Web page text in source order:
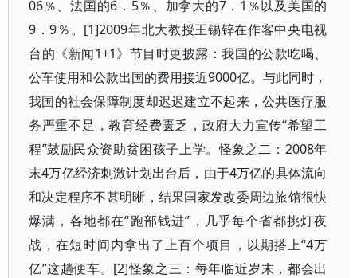
06％、法国的6．5％、加拿大的7．1％以及美国的
9．9％。[1]2009年北大教授王锡锌在作客中央电视
台的《新闻1+1》节目时更披露：我国的公款吃喝、
公车使用和公款出国的费用接近9000亿。与此同时，
我国的社会保障制度却迟迟建立不起来，公共医疗服
务严重不足，教育经费匮乏，政府大力宣传“希望工
程”鼓励民众资助贫困孩子上学。怪象之二：2008年
末4万亿经济刺激计划出台后，由于4万亿的具体流向
和决定程序不甚明晰，结果国家发改委周边旅馆很快
爆满，各地都在“跑部钱进”，几乎每个省都挑灯夜
战，在短时间内拿出了上百个项目，以期搭上“4万
亿”这趟便车。[2]怪象之三：每年临近岁末，都会出